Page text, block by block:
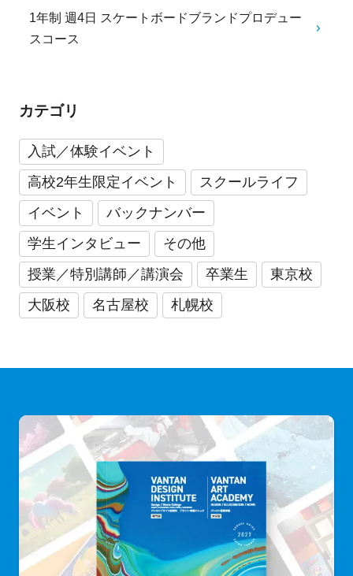
1年制 週4日 スケートボードブランドプロデュー
スコース
カテゴリ
入試／体験イベント
高校2年生限定イベント
スクールライフ
イベント
バックナンバー
学生インタビュー
その他
授業／特別講師／講演会
卒業生
東京校
大阪校
名古屋校 札幌校